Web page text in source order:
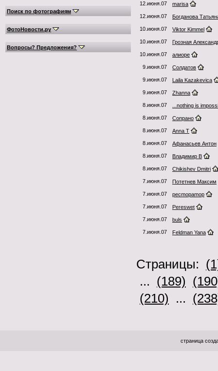
Поиск по фотографиям
ФотоНовости.ру
Вопросы? Предложения?
12.июня.07 marisa
12.июня.07 Богданова
10.июня.07 Viktor Kimmel
10.июня.07 Грозная
10.июня.07 алиоре
9.июня.07 Солдатов
9.июня.07 Laila Kazakevica
9.июня.07 Zhanna
8.июня.07 ...nothing is
8.июня.07 Сопрано
8.июня.07 Anna T
8.июня.07 Афанасьев Антон
8.июня.07 Владимир В
8.июня.07 Chikishev Dmitri
7.июня.07 Потетнев Максим
7.июня.07 pecmopamop
7.июня.07 Pereswet
7.июня.07 buls
7.июня.07 Feldman Yana
Страницы:
... (189)
(210) ...
страница